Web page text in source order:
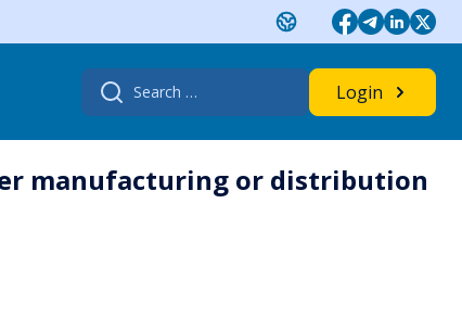
Search
for:
Login
manufacturing or distribution